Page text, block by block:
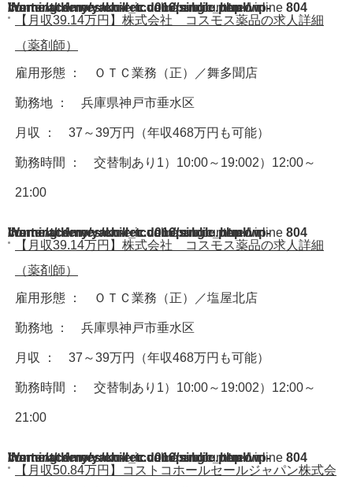
Warning: A non-numeric value encountered in
/home/acdmy/yaku-rec.com/public_html/wp-content/themes/chill_tcd016/single.phpon line 804
【月収39.14万円】株式会社 コスモス薬品の求人詳細
（薬剤師）
雇用形態 ： ＯＴＣ業務（正）／舞多聞店
勤務地 ： 兵庫県神戸市垂水区
月収 ： 37～39万円（年収468万円も可能）
勤務時間 ： 交替制あり1）10:00～19:002）12:00～
21:00
Warning: A non-numeric value encountered in
/home/acdmy/yaku-rec.com/public_html/wp-content/themes/chill_tcd016/single.phpon line 804
【月収39.14万円】株式会社 コスモス薬品の求人詳細
（薬剤師）
雇用形態 ： ＯＴＣ業務（正）／塩屋北店
勤務地 ： 兵庫県神戸市垂水区
月収 ： 37～39万円（年収468万円も可能）
勤務時間 ： 交替制あり1）10:00～19:002）12:00～
21:00
Warning: A non-numeric value encountered in
/home/acdmy/yaku-rec.com/public_html/wp-content/themes/chill_tcd016/single.phpon line 804
【月収50.84万円】コストコホールセールジャパン株式会